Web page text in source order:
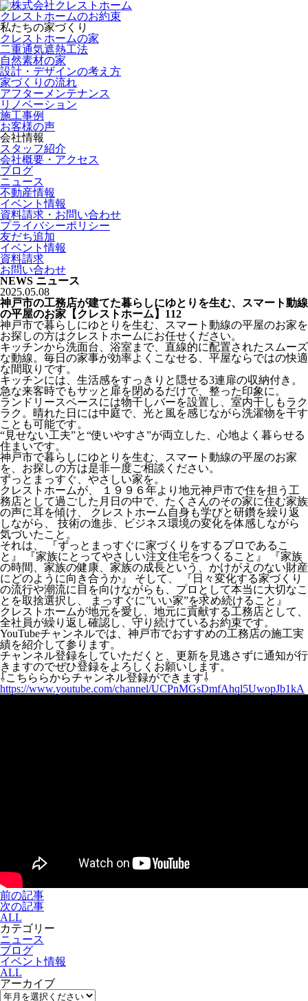
クレストホームのお約束
私たちの家づくり
クレストホームの家
二重通気遮熱工法
自然素材の家
設計・デザインの考え方
家づくりの流れ
アフターメンテナンス
リノベーション
施工事例
お客様の声
会社情報
スタッフ紹介
会社概要・アクセス
ブログ
ニュース
不動産情報
イベント情報
資料請求・お問い合わせ
プライバシーポリシー
友だち追加
イベント情報
資料請求
お問い合わせ
NEWS ニュース
2025.05.08
神戸市の工務店が建てた暮らしにゆとりを生む、スマート動線
の平屋のお家【クレストホーム】112
神戸市で暮らしにゆとりを生む、スマート動線の平屋のお家を
お探しの方はクレストホームにお任せください。
キッチンから洗面台、浴室まで、直線的に配置されたスムーズ
な動線。毎日の家事が効率よくこなせる、平屋ならではの快適
な間取りです。
キッチンには、生活感をすっきりと隠せる3連扉の収納付き。
急な来客時でもサッと扉を閉めるだけで、整った印象に。
ランドリースペースには物干しバーを設置し、室内干しもラク
ラク。晴れた日には中庭で、光と風を感じながら洗濯物を干す
ことも可能です。
“見せない工夫”と“使いやすさ”が両立した、心地よく暮らせる
住まいです。
神戸市で暮らしにゆとりを生む、スマート動線の平屋のお家
を、お探しの方は是非一度ご相談ください。
ずっとまっすぐ、やさしい家を。
クレストホームが、 １９９６年より地元神戸市で住を担う工
務店として過ごした月日の中で、たくさんのその家に住む家族
の声に耳を傾け、 クレストホーム自身も学びと研鑽を繰り返
しながら、 技術の進歩、ビジネス環境の変化を体感しながら
気づいたこと。
それは、 『ずっとまっすぐに家づくりをするプロであるこ
と』 『家族にとってやさしい注文住宅をつくること』 『家族
の時間、家族の健康、家族の成長という、かけがえのない財産
にどのように向き合うか』 そして、 『日々変化する家づくり
の流行や潮流に目を向けながらも、プロとして本当に大切なこ
とを取捨選択し、 まっすぐに”いい家”を求め続けること』
クレストホームが地元を愛し、地元に貢献する工務店として、
全社員が繰り返し確認し、守り続けているお約束です。
YouTubeチャンネルでは、神戸市でおすすめの工務店の施工実
績を紹介して参ります。
チャンネル登録をしていただくと、更新を見逃さずに通知が行
きますのでぜひ登録をよろしくお願いします。
⇩こちららからチャンネル登録ができます⇩
https://www.youtube.com/channel/UCPnMGsDmfAhql5UwopJb1kA
前の記事
次の記事
ALL
カテゴリー
ニュース
ブログ
イベント情報
ALL
アーカイブ